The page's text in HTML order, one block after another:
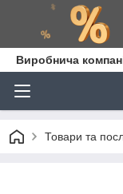
Виробнича
Товари та